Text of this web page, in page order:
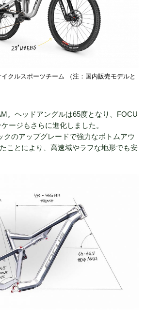
クルスポーツチーム （注：国内販売モデルと
。ヘッドアングルは65度となり、FOCU
ージもさらに進化しました。
クのアップグレードで強力なボトムアウ
ことにより、高速域やラフな地形でも安